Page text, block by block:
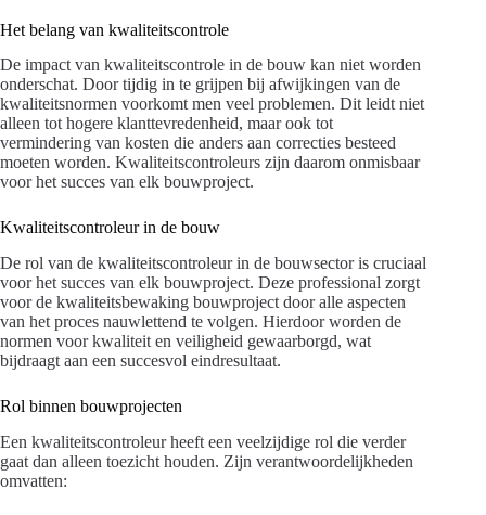
Het belang van kwaliteitscontrole
De impact van kwaliteitscontrole in de bouw kan niet worden
onderschat. Door tijdig in te grijpen bij afwijkingen van de
kwaliteitsnormen voorkomt men veel problemen. Dit leidt niet
alleen tot hogere klanttevredenheid, maar ook tot
vermindering van kosten die anders aan correcties besteed
moeten worden. Kwaliteitscontroleurs zijn daarom onmisbaar
voor het succes van elk bouwproject.
Kwaliteitscontroleur in de bouw
De rol van de kwaliteitscontroleur in de bouwsector is cruciaal
voor het succes van elk bouwproject. Deze professional zorgt
voor de kwaliteitsbewaking bouwproject door alle aspecten
van het proces nauwlettend te volgen. Hierdoor worden de
normen voor kwaliteit en veiligheid gewaarborgd, wat
bijdraagt aan een succesvol eindresultaat.
Rol binnen bouwprojecten
Een kwaliteitscontroleur heeft een veelzijdige rol die verder
gaat dan alleen toezicht houden. Zijn verantwoordelijkheden
omvatten: